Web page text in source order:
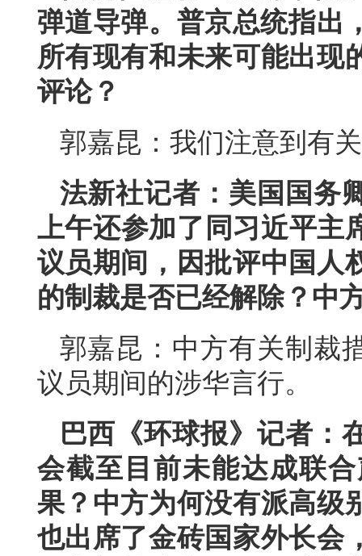
弹道导弹。普京总统指出
所有现有和未来可能出现
评论？
郭嘉昆：我们注意到有
法新社记者：美国国务
上午还参加了同习近平主
议员期间，因批评中国人
的制裁是否已经解除？中
郭嘉昆：中方有关制裁
议员期间的涉华言行。
巴西《环球报》记者：
会截至目前未能达成联
果？中方为何没有派高级
也出席了金砖国家外长会